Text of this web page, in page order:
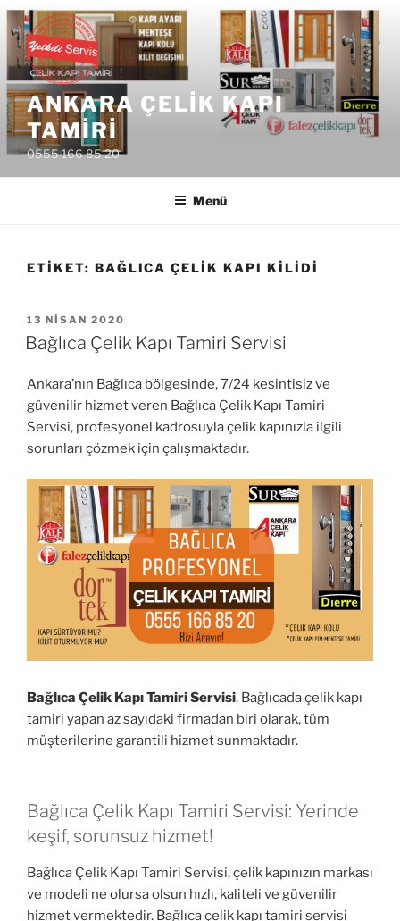
İçeriğe
geç
ANKARA ÇELIK KAPI
TAMIRI
0555 166 85 20
Menü
ETIKET: BAĞLICA ÇELIK KAPI KILIDI
YAYIM
TARIHI
13 NISAN 2020
Bağlıca Çelik Kapı Tamiri Servisi
Ankara’nın Bağlıca bölgesinde, 7/24 kesintisiz ve
güvenilir hizmet veren Bağlıca Çelik Kapı Tamiri
Servisi, profesyonel kadrosuyla çelik kapınızla ilgili
sorunları çözmek için çalışmaktadır.
Bağlıca Çelik Kapı Tamiri Servisi, Bağlıcada çelik kapı
tamiri yapan az sayıdaki firmadan biri olarak, tüm
müşterilerine garantili hizmet sunmaktadır.
Bağlıca Çelik Kapı Tamiri Servisi: Yerinde
keşif, sorunsuz hizmet!
Bağlıca Çelik Kapı Tamiri Servisi, çelik kapınızın markası
ve modeli ne olursa olsun hızlı, kaliteli ve güvenilir
hizmet vermektedir. Bağlıca çelik kapı tamiri servisi